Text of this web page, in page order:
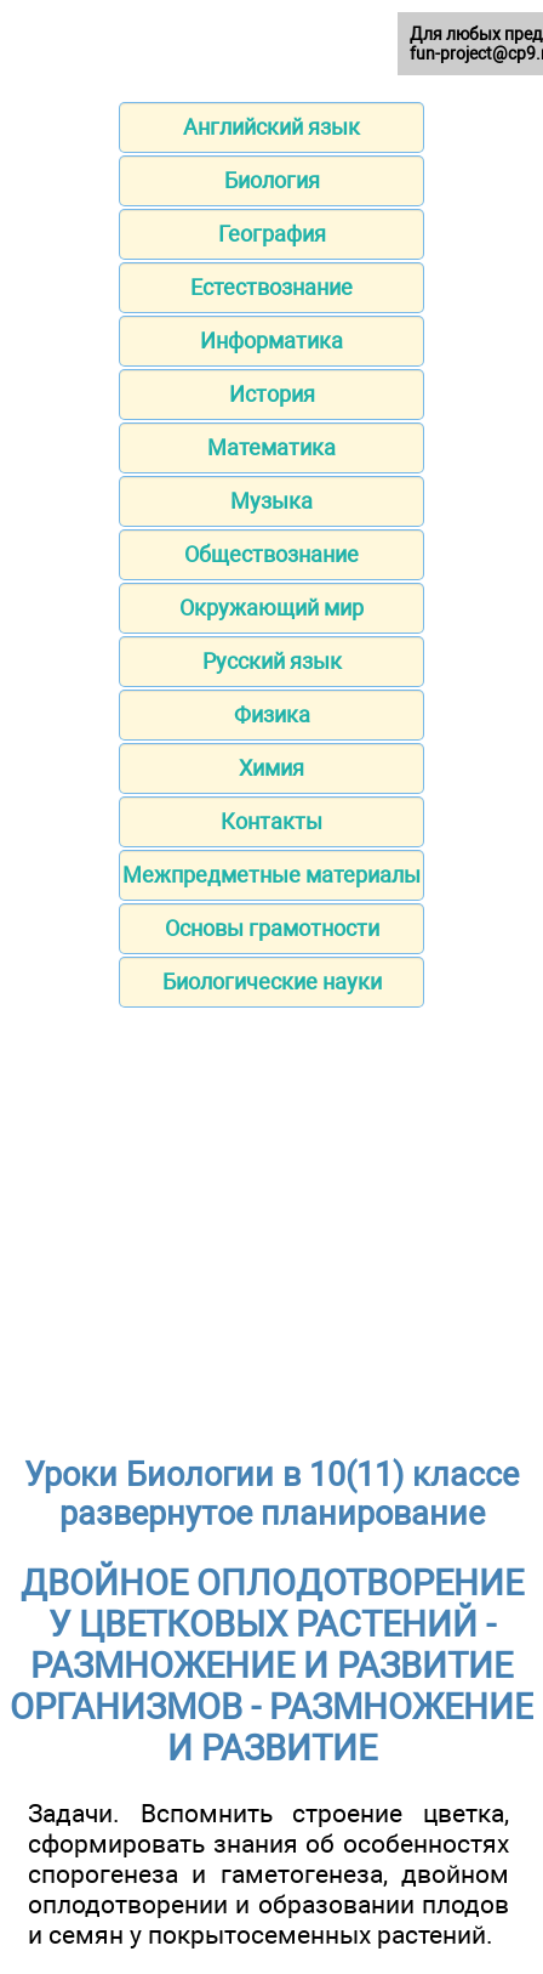
Английский язык
Биология
География
Естествознание
Информатика
История
Математика
Музыка
Обществознание
Окружающий мир
Русский язык
Физика
Химия
Контакты
Межпредметные материалы
Основы грамотности
Биологические науки
Уроки Биологии в 10(11) классе
развернутое планирование
ДВОЙНОЕ ОПЛОДОТВОРЕНИЕ
У ЦВЕТКОВЫХ РАСТЕНИЙ -
РАЗМНОЖЕНИЕ И РАЗВИТИЕ
ОРГАНИЗМОВ - РАЗМНОЖЕНИЕ
И РАЗВИТИЕ
Задачи. Вспомнить строение цветка,
сформировать знания об особенностях
спорогенеза и гаметогенеза, двойном
оплодотворении и образовании плодов
и семян у покрытосеменных растений.
Для любых
fun-